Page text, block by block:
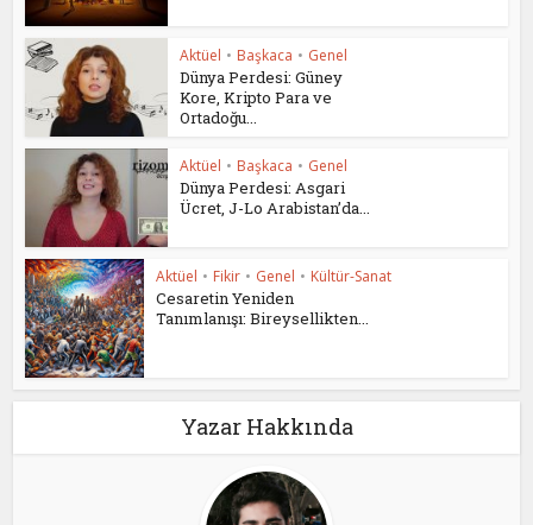
Aktüel • Başkaca • Genel
Dünya Perdesi: Güney
Kore, Kripto Para ve
Ortadoğu...
Aktüel • Başkaca • Genel
Dünya Perdesi: Asgari
Ücret, J-Lo Arabistan’da...
Aktüel • Fikir • Genel • Kültür-Sanat
Cesaretin Yeniden
Tanımlanışı: Bireysellikten...
Yazar Hakkında